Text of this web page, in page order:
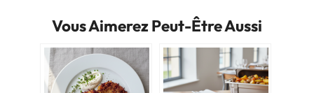
Vous Aimerez Peut-Être Aussi